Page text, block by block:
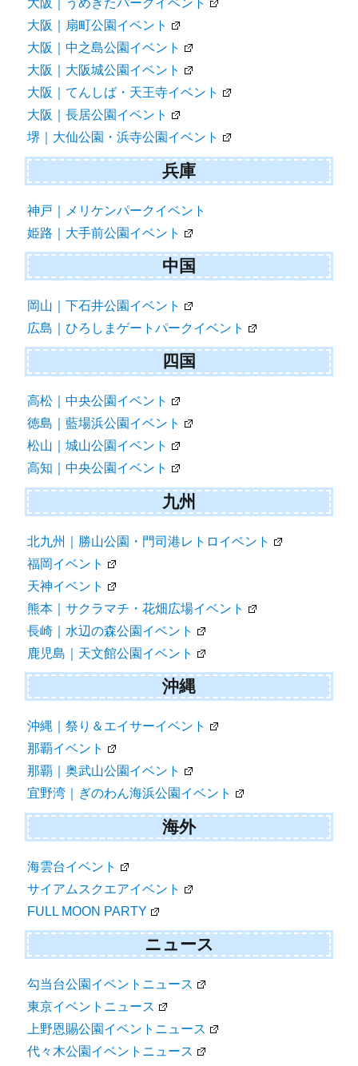
大阪｜うめきたパークイベント
大阪｜扇町公園イベント
大阪｜中之島公園イベント
大阪｜大阪城公園イベント
大阪｜てんしば・天王寺イベント
大阪｜長居公園イベント
堺｜大仙公園・浜寺公園イベント
兵庫
神戸｜メリケンパークイベント
姫路｜大手前公園イベント
中国
岡山｜下石井公園イベント
広島｜ひろしまゲートパークイベント
四国
高松｜中央公園イベント
徳島｜藍場浜公園イベント
松山｜城山公園イベント
高知｜中央公園イベント
九州
北九州｜勝山公園・門司港レトロイベント
福岡イベント
天神イベント
熊本｜サクラマチ・花畑広場イベント
長崎｜水辺の森公園イベント
鹿児島｜天文館公園イベント
沖縄
沖縄｜祭り＆エイサーイベント
那覇イベント
那覇｜奥武山公園イベント
宜野湾｜ぎのわん海浜公園イベント
海外
海雲台イベント
サイアムスクエアイベント
FULL MOON PARTY
ニュース
勾当台公園イベントニュース
東京イベントニュース
上野恩賜公園イベントニュース
代々木公園イベントニュース